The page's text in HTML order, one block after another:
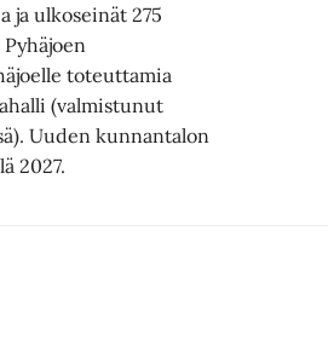
ja ulkoseinät 275
toteuttamia
(valmistunut
Uuden kunnantalon
2027.